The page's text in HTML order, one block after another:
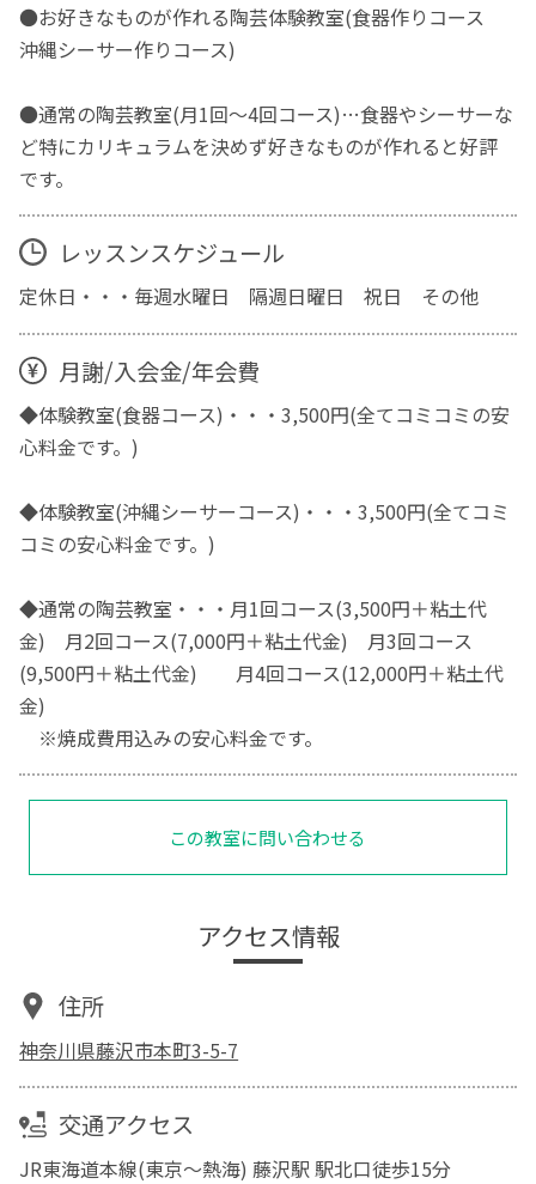
●お好きなものが作れる陶芸体験教室(食器作りコース
沖縄シーサー作りコース)
●通常の陶芸教室(月1回～4回コース)…食器やシーサーな
ど特にカリキュラムを決めず好きなものが作れると好評
です。
レッスンスケジュール
定休日・・・毎週水曜日 隔週日曜日 祝日 その他
月謝/入会金/年会費
◆体験教室(食器コース)・・・3,500円(全てコミコミの安
心料金です。)
◆体験教室(沖縄シーサーコース)・・・3,500円(全てコミ
コミの安心料金です。)
◆通常の陶芸教室・・・月1回コース(3,500円＋粘土代
金) 月2回コース(7,000円＋粘土代金) 月3回コース
(9,500円＋粘土代金) 月4回コース(12,000円＋粘土代
金)
※焼成費用込みの安心料金です。
この教室に問い合わせる
アクセス情報
住所
神奈川県藤沢市本町3-5-7
交通アクセス
JR東海道本線(東京～熱海) 藤沢駅 駅北口徒歩15分